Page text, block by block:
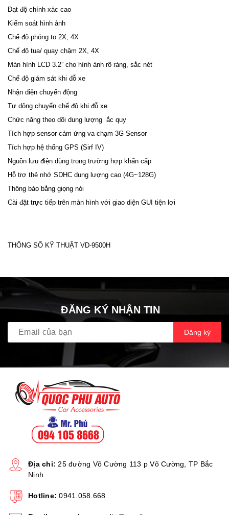
Đạt độ chính xác cao
Kiểm soát hình ảnh
Chế độ phóng to 2X, 4X
Chế độ tua/ quay chậm 2X, 4X
Màn hình LCD 3.2” cho hình ảnh rõ ràng, sắc nét
Chế độ giám sát khi đỗ xe
Nhận diện chuyển động
Tự dộng chuyển chế độ khi đỗ xe
Chức năng theo dõi dung lượng ắc quy
Tích hợp sensor cảm ứng va chạm 3G Sensor
Tích hợp hệ thống GPS (Sirf IV)
Nguồn lưu điện dùng trong trường hợp khẩn cấp
Hỗ trợ thẻ nhớ SDHC dung lượng cao (4G~128G)
Thông báo bằng giọng nói
Cài đặt trực tiếp trên màn hình với giao diện GUI tiện lợi
THÔNG SỐ KỸ THUẬT VD-9500H
ĐĂNG KÝ NHẬN TIN
Đăng ký
Địa chỉ: 25 đường Võ Cường 113 p Võ Cường, TP Bắc
Ninh
Hotline: 0941.058.668